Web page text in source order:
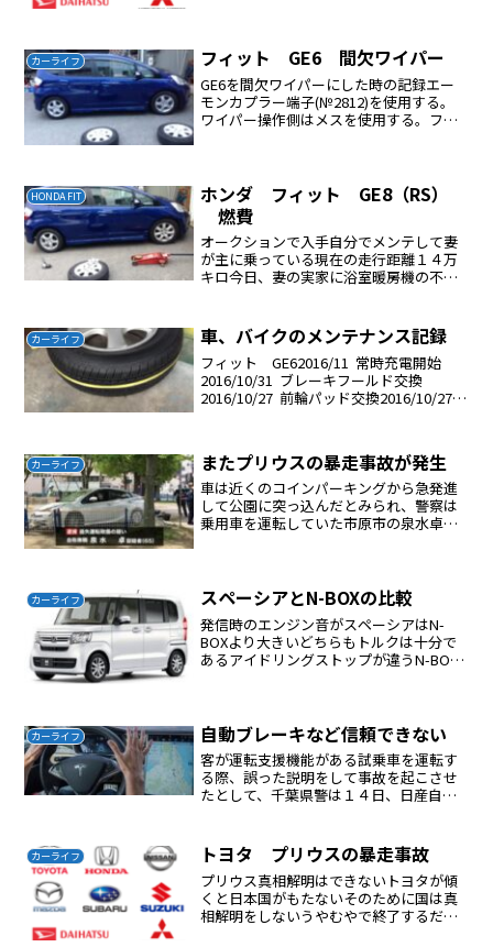
カーライフ フィット GE6 間欠ワイパー
GE6を間欠ワイパーにした時の記録エー
モンカプラー端子(№2812)を使用する。
ワイパー操作側はメスを使用する。フュ
これで成功しまし...
HONDA FIT
ホンダ フィット GE8（RS）
燃費
オークションで入手自分でメンテして妻
が主に乗っている現在の走行距離１４万
キロ今日、妻の実家に浴室暖房機の不凍
の結果燃費は20.67Km/L
カーライフ 車、バイクのメンテナンス記録
フィット GE62016/11 常時充電開始
2016/10/31 ブレーキフールド交換
2016/10/27 前輪パッド交換2016/10/27
カーライフ またプリウスの暴走事故が発生
車は近くのコインパーキングから急発進
して公園に突っ込んだとみられ、警察は
乗用車を運転していた市原市の泉水卓容
お金を支払うために車の...
カーライフ スペーシアとN-BOXの比較
発信時のエンジン音がスペーシアはN-
BOXより大きいどちらもトルクは十分で
あるアイドリングストップが違うN-BOX
カーライフ 自動ブレーキなど信頼できない
客が運転支援機能がある試乗車を運転す
る際、誤った説明をして事故を起こさせ
たとして、千葉県警は１４日、日産自動
送検した。発表によると、店員は昨年１
１月２７日夕、同県八千代...
カーライフ トヨタ プリウスの暴走事故
プリウス真相解明はできないトヨタが傾
くと日本国がもたないそのために国は真
相解明をしないうやむやで終了するだろ